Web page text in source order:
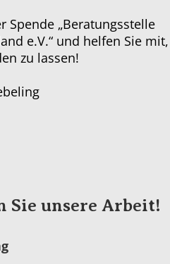
Spende „Beratungsstelle
e.V.“ und helfen Sie mit,
zu lassen!
Sie unsere Arbeit!